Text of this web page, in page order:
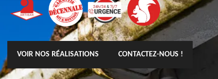
VOIR NOS RÉALISATIONS CONTACTEZ-NOUS !